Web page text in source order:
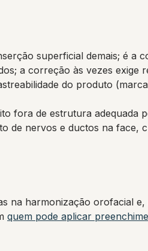
superficial demais; é a
a correção às vezes exige
do produto
fora de estrutura adequada
de nervos e ductos na face,
na harmonização orofacial
quem pode aplicar